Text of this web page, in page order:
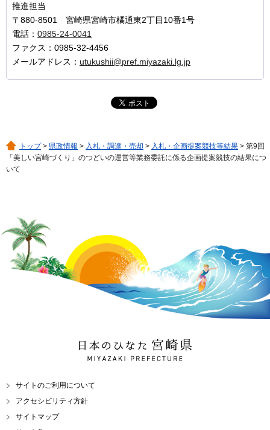
推進担当
〒880-8501 宮崎県宮崎市橘通東2丁目10番1号
電話： 0985-24-0041
ファクス：0985-32-4456
メールアドレス： utukushii@pref.miyazaki.lg.jp
トップ> 県政情報 > 入札・調達・売却 > 入札・企画提案競技等結果 > 第9回
「美しい宮崎づくり」のつどいの運営等業務委託に係る企画提案競技の結果につ
いて
日本のひなた 宮崎県
MIYAZAKI PREFECTURE
サイトのご利用について
アクセシビリティ方針
サイトマップ